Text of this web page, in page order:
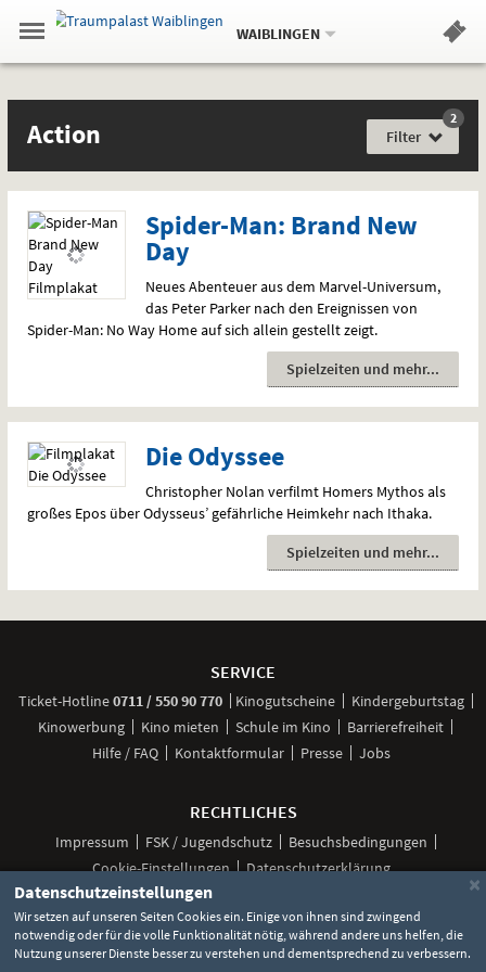
Springe
zum
,zum
.
Navigation
Gehe
zur
Standortauswahl
Standort:
WAIBLINGEN.
Hinweis
Action
Gefühlslage
Action Filter
2
Spider-Man: Brand New
Day
Neues Abenteuer aus dem Marvel-Universum,
das Peter Parker nach den Ereignissen von
Spider-Man: No Way Home auf sich allein gestellt zeigt.
Spielzeiten und mehr
Die Odyssee
Christopher Nolan verfilmt Homers Mythos als
großes Epos über Odysseus’ gefährliche Heimkehr nach Ithaka.
Spielzeiten und mehr
SERVICE
Ticket-Hotline0711 / 550 90 770anrufen
Kinogutscheine
Kindergeburtstag
Kinowerbung
Kino mieten Schule im Kino
Barrierefreiheit
Hilfe / FAQ
Kontaktformular Presse Jobs
RECHTLICHES
Impressum FSK / Jugendschutz
Besuchsbedingungen
Cookie-Einstellungen
Datenschutzerklärung
Social
UnsereUnsereUnsereUnserUnser
×
Datenschutzeinstellungen
Wir setzen auf unseren Seiten Cookies ein. Einige von ihnen sind zwingend
notwendig oder für die volle Funktionalität nötig, während andere uns helfen, die
Nutzung unserer Dienste besser zu verstehen und dementsprechend zu verbessern.